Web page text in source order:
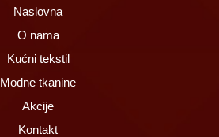
Naslovna
O nama
Kućni tekstil
Modne tkanine
Akcije
Kontakt